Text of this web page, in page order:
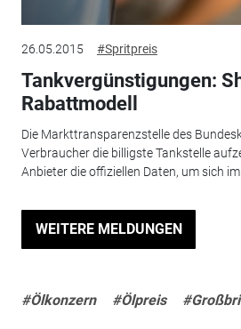
26.05.2015 #Spritpreis
Tankvergünstigungen:
Rabattmodell
Die Markttransparenzstelle des
Verbraucher die billigste Tankstelle
Anbieter die offiziellen Daten, um sich im
WEITERE MELDUNGEN
#Ölkonzern #Ölpreis